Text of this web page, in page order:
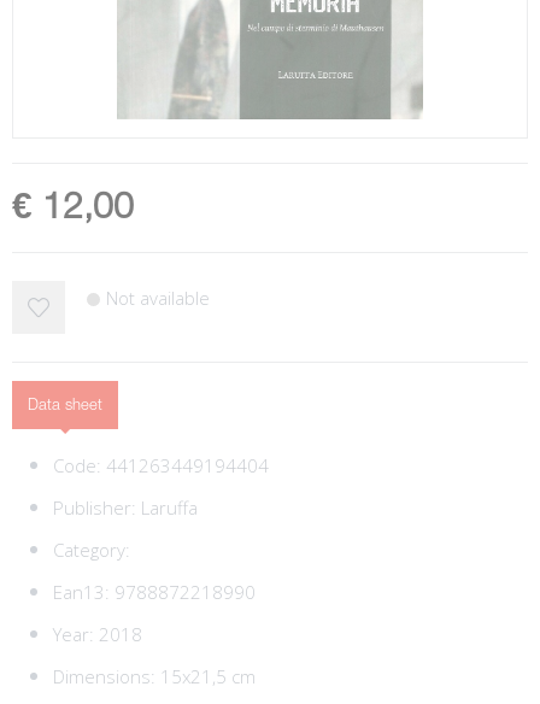
€ 12,00
Not available
Data sheet
Code: 441263449194404
Publisher: Laruffa
Category:
Ean13: 9788872218990
Year: 2018
Dimensions: 15x21,5 cm